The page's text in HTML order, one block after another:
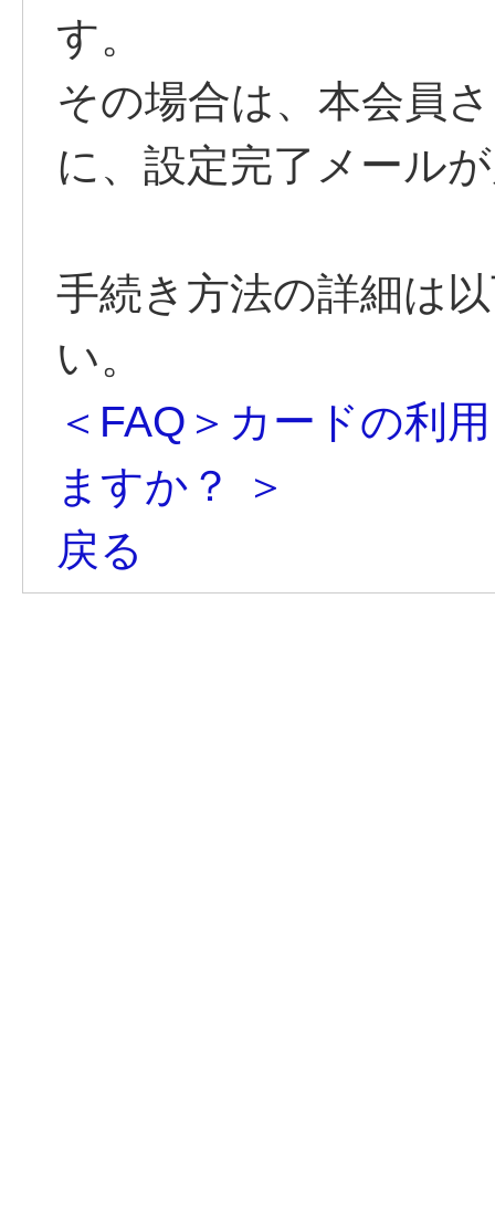
す。
その場合は、本会員
に、設定完了メール
手続き方法の詳細は
い。
＜FAQ＞カードの利
ますか？ ＞
戻る